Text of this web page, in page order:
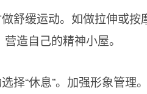
舒缓运动。如做拉伸或按
造自己的精神小屋。
择“休息”。加强形象管理